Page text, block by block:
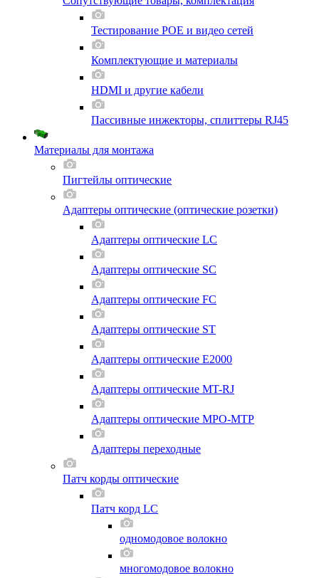
Тестирование POE и видео сетей
Комплектующие и материалы
HDMI и другие кабели
Пассивные инжекторы, сплиттеры RJ45
Материалы для монтажа
Пигтейлы оптические
Адаптеры оптические (оптические розетки)
Адаптеры оптические LC
Адаптеры оптические SC
Адаптеры оптические FC
Адаптеры оптические ST
Адаптеры оптические E2000
Адаптеры оптические MT-RJ
Адаптеры оптические MPO-MTP
Адаптеры переходные
Патч корды оптические
Патч корд LC
одномодовое волокно
многомодовое волокно